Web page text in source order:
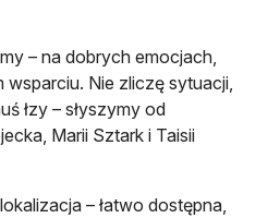
– na dobrych emocjach,
wsparciu. Nie zliczę sytuacji,
łzy – słyszymy od
Marii Sztark i Taisii
– łatwo dostępna,